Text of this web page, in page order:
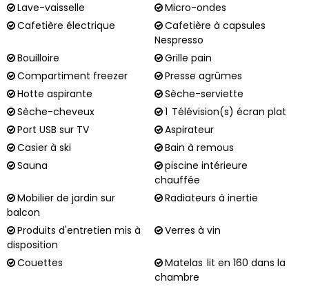
Lave-vaisselle
Micro-ondes
Cafetière électrique
Cafetière à capsules
Nespresso
Bouilloire
Grille pain
Compartiment freezer
Presse agrûmes
Hotte aspirante
Sèche-serviette
Sèche-cheveux
1 Télévision(s) écran plat
Port USB sur TV
Aspirateur
Casier à ski
Bain à remous
Sauna
piscine intérieure
chauffée
Mobilier de jardin sur
balcon
Radiateurs à inertie
Produits d'entretien mis à
disposition
Verres à vin
Couettes Matelas lit en 160 dans la
chambre